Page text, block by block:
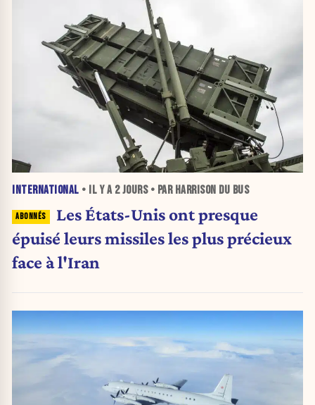
INTERNATIONAL • IL Y A 2 JOURS• PAR HARRISON DU BUS
Les États-Unis ont presque
épuisé leurs missiles les plus précieux
face à l'Iran